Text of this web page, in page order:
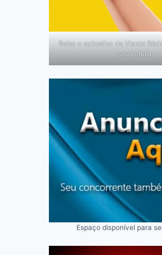
Baixe o aplicativo da Viamix
seu celular
Espaço disponível para